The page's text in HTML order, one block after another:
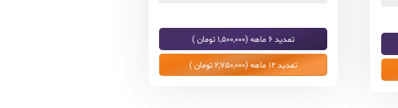
تمدید 6 ماهه (1,500,000 تومان )
تمدید 12 ماهه (2,750,000 تومان )